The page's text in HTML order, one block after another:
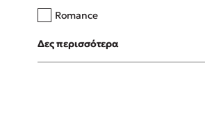
Romance
Upmarket
Young Adult
Δες περισσότερα